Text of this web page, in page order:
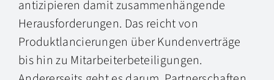
antizipieren damit zusammenhängende
Herausforderungen. Das reicht von
Produktlancierungen über Kundenverträge
bis hin zu Mitarbeiterbeteiligungen.